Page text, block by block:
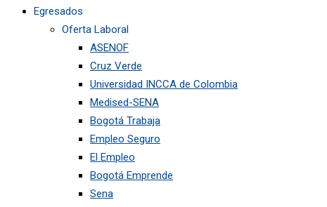
Egresados
Oferta Laboral
ASENOF
Cruz Verde
Universidad INCCA de Colombia
Medised-SENA
Bogotá Trabaja
Empleo Seguro
El Empleo
Bogotá Emprende
Sena